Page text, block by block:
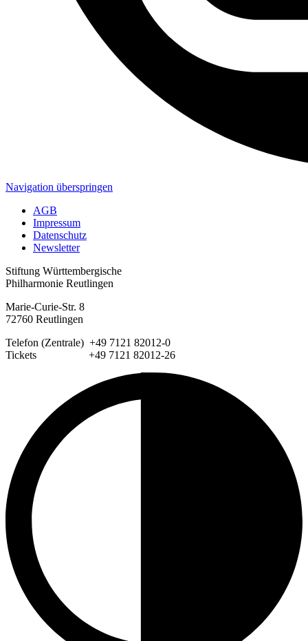
Navigation überspringen
AGB
Impressum
Datenschutz
Newsletter
Stiftung Württembergische
Philharmonie Reutlingen
Marie-Curie-Str. 8
72760 Reutlingen
Telefon (Zentrale) +49 7121 82012-0
Tickets +49 7121 82012-26